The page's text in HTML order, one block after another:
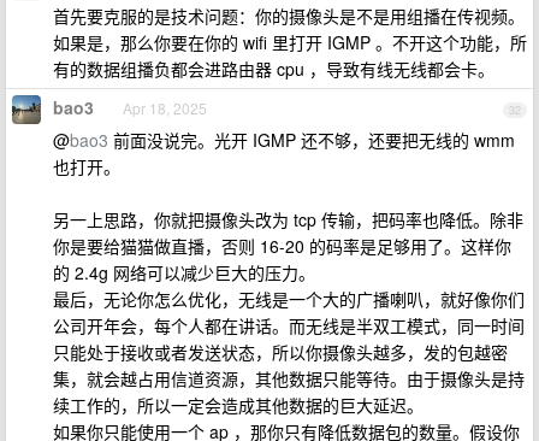
首先要克服的是技术问题：你的摄像头是不是用组播在传视频。
如果是，那么你要在你的 wifi 里打开 IGMP 。不开这个功能，所
有的数据组播负都会进路由器 cpu ，导致有线无线都会卡。
32
bao3 Apr 18, 2025
@bao3 前面没说完。光开 IGMP 还不够，还要把无线的 wmm
也打开。
另一上思路，你就把摄像头改为 tcp 传输，把码率也降低。除非
你是要给猫猫做直播，否则 16-20 的码率是足够用了。这样你
的 2.4g 网络可以减少巨大的压力。
最后，无论你怎么优化，无线是一个大的广播喇叭，就好像你们
公司开年会，每个人都在讲话。而无线是半双工模式，同一时间
只能处于接收或者发送状态，所以你摄像头越多，发的包越密
集，就会越占用信道资源，其他数据只能等待。由于摄像头是持
续工作的，所以一定会造成其他数据的巨大延迟。
如果你只能使用一个 ap ，那你只有降低数据包的数量。假设你